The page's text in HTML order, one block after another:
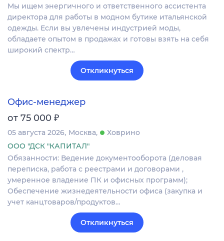
Мы ищем энергичного и ответственного ассистента
директора для работы в модном бутике итальянской
одежды. Если вы увлечены индустрией моды,
обладаете опытом в продажах и готовы взять на себя
широкий спектр…
Откликнуться
Офис-менеджер
от 75 000 ₽
05 августа 2026 Москва
Ховрино
ООО "ДСК "КАПИТАЛ"
Обязанности: Ведение документооборота (деловая
переписка, работа с реестрами и договорами ,
умеренное владение ПК и офисных программ);
Обеспечение жизнедеятельности офиса (закупка и
учет канцтоваров/продуктов…
Откликнуться